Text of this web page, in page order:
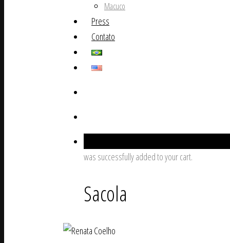
Macuco
Press
Contato
was successfully added to your cart.
Sacola